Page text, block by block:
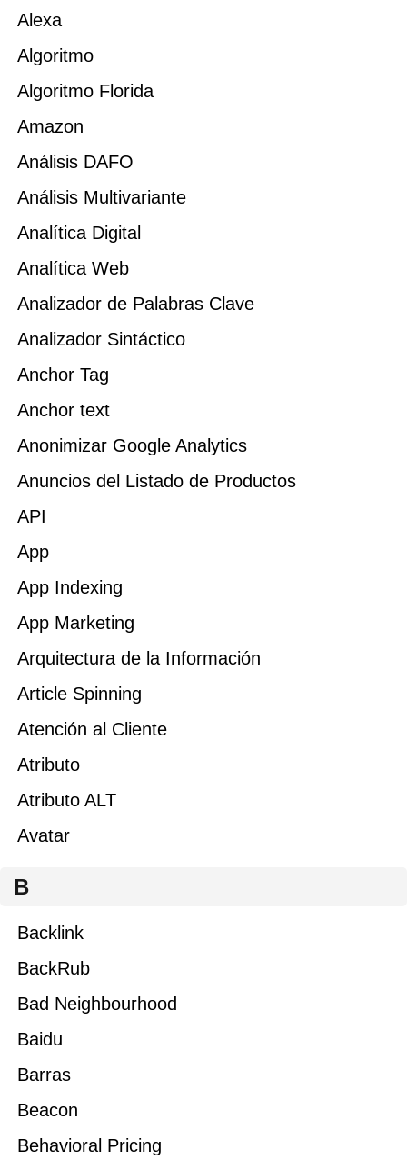
Alexa
Algoritmo
Algoritmo Florida
Amazon
Análisis DAFO
Análisis Multivariante
Analítica Digital
Analítica Web
Analizador de Palabras Clave
Analizador Sintáctico
Anchor Tag
Anchor text
Anonimizar Google Analytics
Anuncios del Listado de Productos
API
App
App Indexing
App Marketing
Arquitectura de la Información
Article Spinning
Atención al Cliente
Atributo
Atributo ALT
Avatar
B
Backlink
BackRub
Bad Neighbourhood
Baidu
Barras
Beacon
Behavioral Pricing